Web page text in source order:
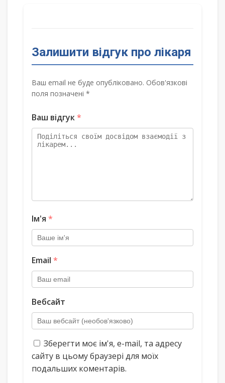
Залишити відгук про лікаря
Ваш email не буде опубліковано. Обов'язкові
поля позначені *
Ваш відгук*
Ім'я *
Email *
Вебсайт
Зберегти моє ім'я, e-mail, та адресу
сайту в цьому браузері для моїх
подальших коментарів.